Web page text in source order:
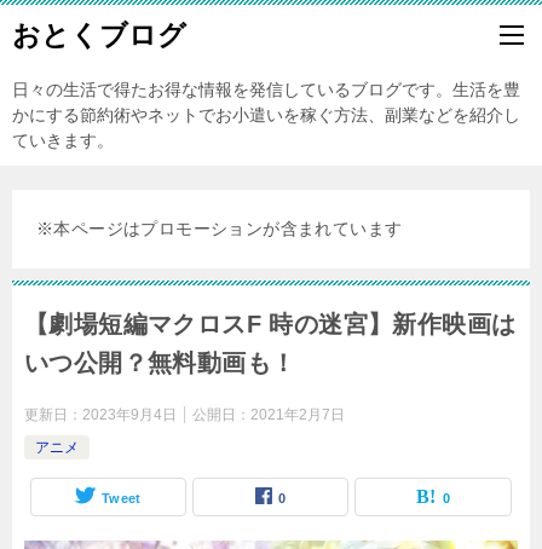
おとくブログ
日々の生活で得たお得な情報を発信しているブログです。生活を豊
かにする節約術やネットでお小遣いを稼ぐ方法、副業などを紹介し
ていきます。
※本ページはプロモーションが含まれています
【劇場短編マクロスF 時の迷宮】新作映画は
いつ公開？無料動画も！
更新日： 2023年9月4日 公開日： 2021年2月7日
アニメ
Tweet 0 0